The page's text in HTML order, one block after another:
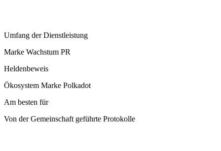
Umfang der Dienstleistung
Marke Wachstum PR
Heldenbeweis
Ökosystem Marke Polkadot
Am besten für
Von der Gemeinschaft geführte Protokolle